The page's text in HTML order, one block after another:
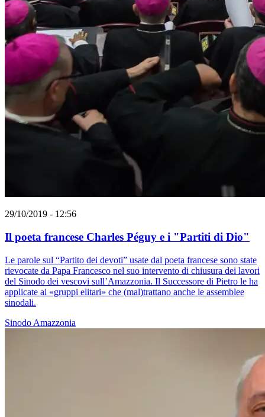
29/10/2019 - 12:56
Il poeta francese Charles Péguy e i "Partiti di Dio"
Le parole sul “Partito dei devoti” usate dal poeta francese sono state
rievocate da Papa Francesco nel suo intervento di chiusura dei lavori
del Sinodo dei vescovi sull’Amazzonia. Il Successore di Pietro le ha
applicate ai «gruppi elitari» che (mal)trattano anche le assemblee
sinodali.
Sinodo Amazzonia